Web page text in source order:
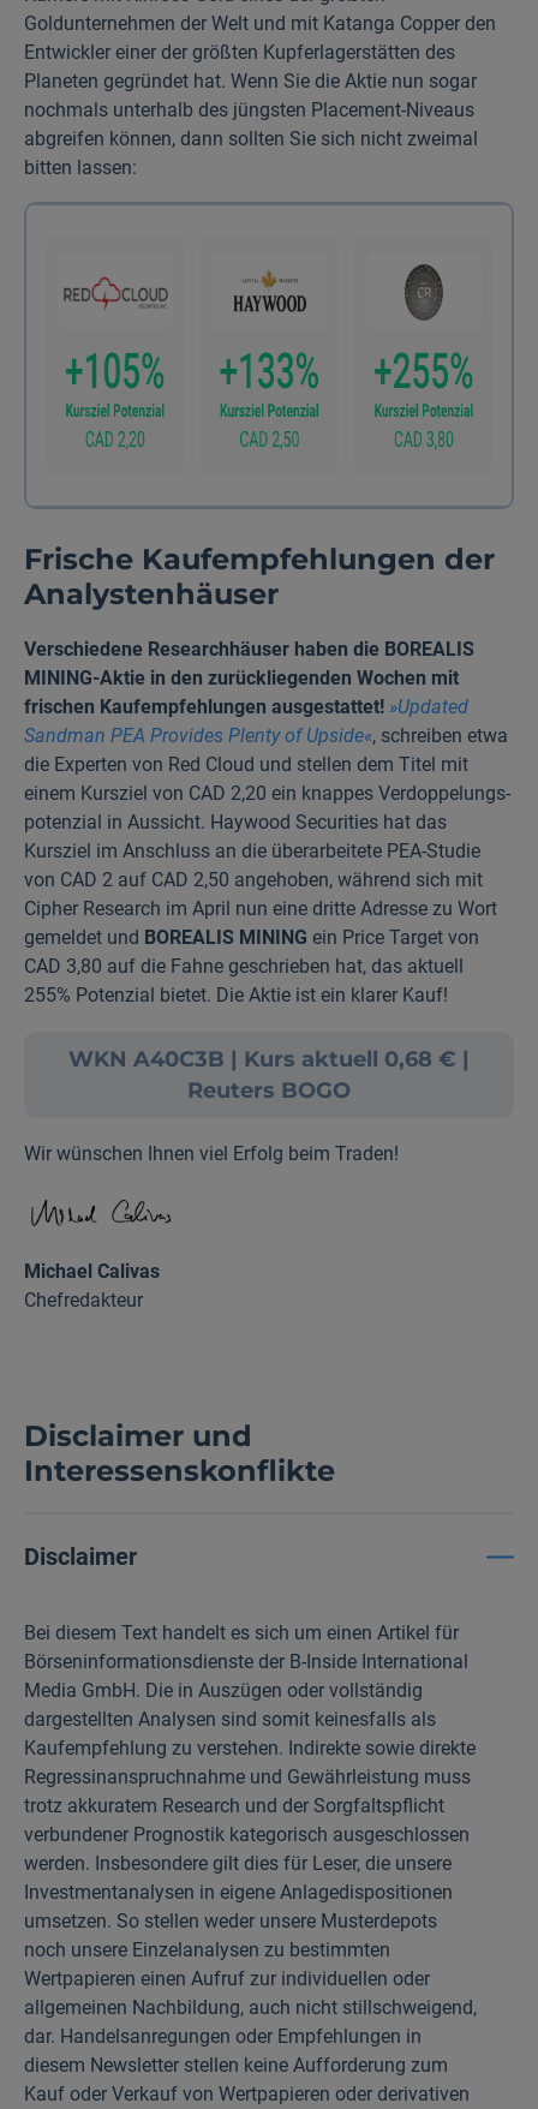
Goldunternehmen der Welt und mit Katanga Copper den
Entwickler einer der größten Kupfer­lagerstätten des
Planeten gegründet hat. Wenn Sie die Aktie nun sogar
nochmals unterhalb des jüngsten Placement-Niveaus
abgreifen können, dann sollten Sie sich nicht zweimal
bitten lassen:
Frische Kauf­empfehlungen der
Analysten­häuser
Verschiedene Researchhäuser haben die BOREALIS
MINING-Aktie in den zurückliegenden Wochen mit
frischen Kauf­empfehlungen ausgestattet! »Updated
Sandman PEA Provides Plenty of Upside«, schreiben etwa
die Experten von Red Cloud und stellen dem Titel mit
einem Kursziel von CAD 2,20 ein knappes Verdoppelungs­
potenzial in Aussicht. Haywood Securities hat das
Kursziel im Anschluss an die überarbeitete PEA-Studie
von CAD 2 auf CAD 2,50 angehoben, während sich mit
Cipher Research im April nun eine dritte Adresse zu Wort
gemeldet und BOREALIS MINING ein Price Target von
CAD 3,80 auf die Fahne geschrieben hat, das aktuell
255% Potenzial bietet. Die Aktie ist ein klarer Kauf!
WKN A40C3B | Kurs aktuell 0,68 € |
Reuters BOGO
Wir wünschen Ihnen viel Erfolg beim Traden!
Michael Calivas
Chefredakteur
Disclaimer und
Interessenskonflikte
Disclaimer
Bei diesem Text handelt es sich um einen Artikel für
Börseninformationsdienste der B-Inside International
Media GmbH. Die in Auszügen oder vollständig
dargestellten Analysen sind somit keinesfalls als
Kaufempfehlung zu verstehen. Indirekte sowie direkte
Regressinanspruchnahme und Gewährleistung muss
trotz akkuratem Research und der Sorgfaltspflicht
verbundener Prognostik kategorisch ausgeschlossen
werden. Insbesondere gilt dies für Leser, die unsere
Investmentanalysen in eigene Anlagedispositionen
umsetzen. So stellen weder unsere Musterdepots
noch unsere Einzelanalysen zu bestimmten
Wertpapieren einen Aufruf zur individuellen oder
allgemeinen Nachbildung, auch nicht stillschweigend,
dar. Handelsanregungen oder Empfehlungen in
diesem Newsletter stellen keine Aufforderung zum
Kauf oder Verkauf von Wertpapieren oder derivativen